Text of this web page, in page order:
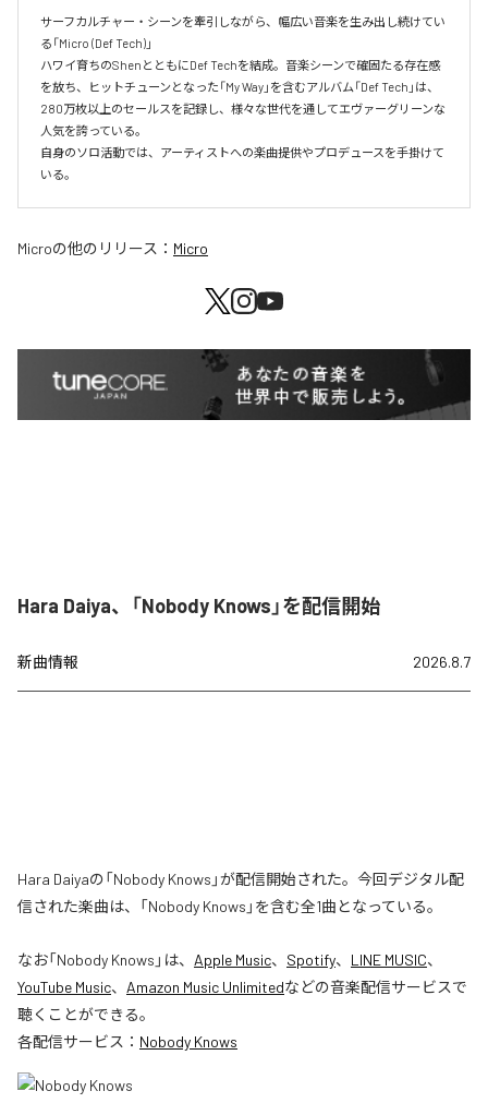
サーフカルチャー・シーンを牽引しながら、幅広い音楽を生み出し続けてい
る「Micro (Def Tech)」
ハワイ育ちのShenとともにDef Techを結成。音楽シーンで確固たる存在感
を放ち、ヒットチューンとなった「My Way」を含むアルバム「Def Tech」は、
280万枚以上のセールスを記録し、様々な世代を通してエヴァーグリーンな
人気を誇っている。
自身のソロ活動では、アーティストへの楽曲提供やプロデュースを手掛けて
いる。
Microの他のリリース： Micro
Hara Daiya、「Nobody Knows」を配信開始
新曲情報 2026.8.7
Hara Daiyaの「Nobody Knows」が配信開始された。今回デジタル配
信された楽曲は、「Nobody Knows」を含む全1曲となっている。
なお「Nobody Knows 」は、 Apple Music、 Spotify、 LINE MUSIC、
YouTube Music、 Amazon Music Unlimitedなどの音楽配信サービスで
聴くことができる。
各配信サービス： Nobody Knows